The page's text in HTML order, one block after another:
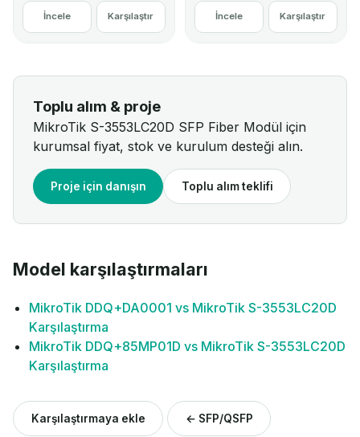
İncele Karşılaştır İncele Karşılaştır
Toplu alım & proje
MikroTik S-3553LC20D SFP Fiber Modül için
kurumsal fiyat, stok ve kurulum desteği alın.
Proje için danışın Toplu alım teklifi
Model karşılaştırmaları
MikroTik DDQ+DA0001 vs MikroTik S-3553LC20D
Karşılaştırma
MikroTik DDQ+85MP01D vs MikroTik S-3553LC20D
Karşılaştırma
Karşılaştırmaya ekle ← SFP/QSFP